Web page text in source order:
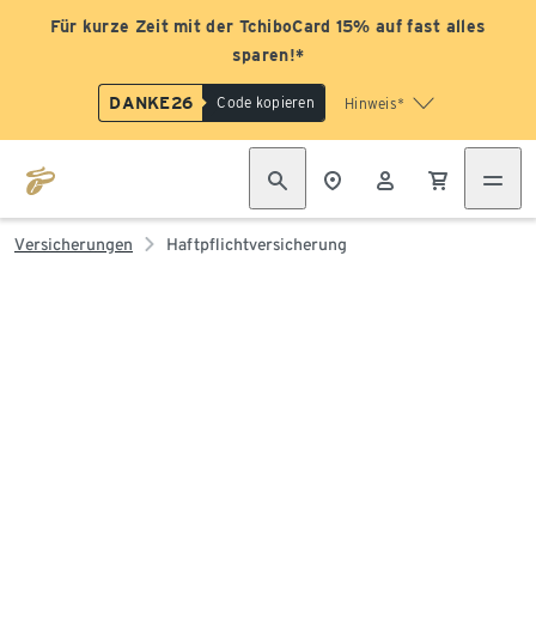
Für kurze Zeit mit der TchiboCard 15% auf fast alles
sparen!*
DANKE26 Code kopieren Hinweis*
Versicherungen Haftpflichtversicherung